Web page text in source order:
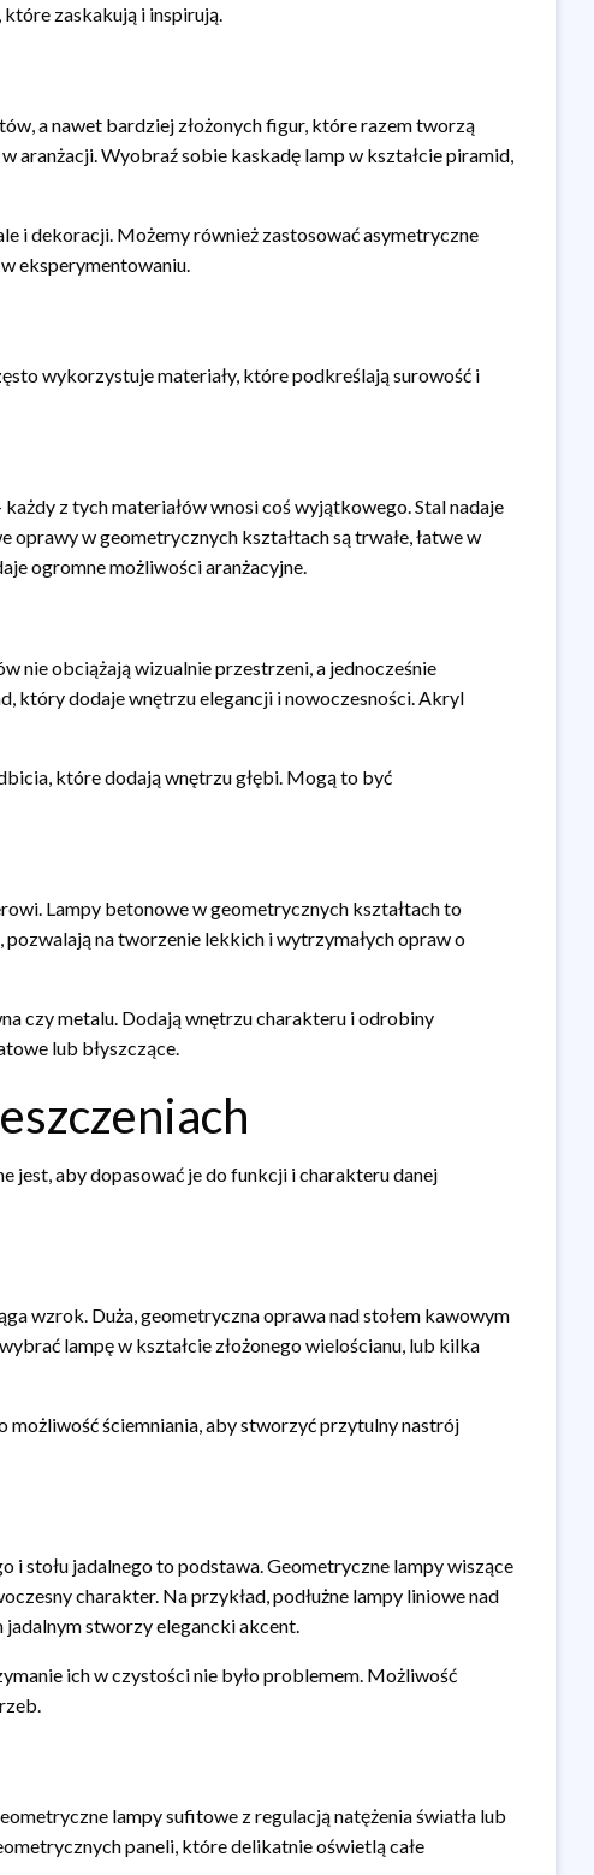
zaskakują i inspirują.
a nawet bardziej złożonych figur, które razem tworzą
aranżacji. Wyobraź sobie kaskadę lamp w kształcie piramid,
i dekoracji. Możemy również zastosować asymetryczne
eksperymentowaniu.
wykorzystuje materiały, które podkreślają surowość i
z tych materiałów wnosi coś wyjątkowego. Stal nadaje
w geometrycznych kształtach są trwałe, łatwe w
ogromne możliwości aranżacyjne.
nie obciążają wizualnie przestrzeni, a jednocześnie
który dodaje wnętrzu elegancji i nowoczesności. Akryl
które dodają wnętrzu głębi. Mogą to być
Lampy betonowe w geometrycznych kształtach to
na tworzenie lekkich i wytrzymałych opraw o
czy metalu. Dodają wnętrzu charakteru i odrobiny
lub błyszczące.
jest, aby dopasować je do funkcji i charakteru danej
wzrok. Duża, geometryczna oprawa nad stołem kawowym
lampę w kształcie złożonego wielościanu, lub kilka
możliwość ściemniania, aby stworzyć przytulny nastrój
stołu jadalnego to podstawa. Geometryczne lampy wiszące
charakter. Na przykład, podłużne lampy liniowe nad
stworzy elegancki akcent.
ich w czystości nie było problemem. Możliwość
lampy sufitowe z regulacją natężenia światła lub
paneli, które delikatnie oświetlą całe